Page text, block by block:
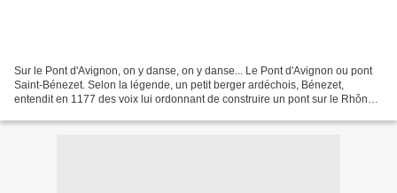
Sur le Pont d'Avignon, on y danse, on y danse... Le Pont d'Avignon ou pont
Saint-Bénezet. Selon la légende, un petit berger ardéchois, Bénezet,
entendit en 1177 des voix lui ordonnant de construire un pont sur le Rhône :